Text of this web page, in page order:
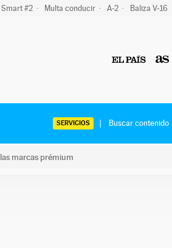
Smart #2 Multa conducir A-2 Baliza V-16
SERVICIOS
marcas prémium